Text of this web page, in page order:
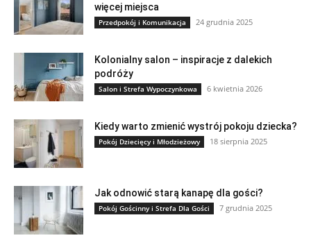
więcej miejsca
Przedpokój i Komunikacja 24 grudnia 2025
Kolonialny salon – inspiracje z dalekich
podróży
Salon i Strefa Wypoczynkowa 6 kwietnia 2026
Kiedy warto zmienić wystrój pokoju dziecka?
Pokój Dziecięcy i Młodzieżowy 18 sierpnia 2025
Jak odnowić starą kanapę dla gości?
Pokój Gościnny i Strefa Dla Gości 7 grudnia 2025